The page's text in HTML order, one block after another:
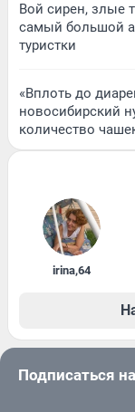
Вой сирен, злые
самый большой
туристки
«Вплоть до
новосибирский
количество
irina,64
Подписаться